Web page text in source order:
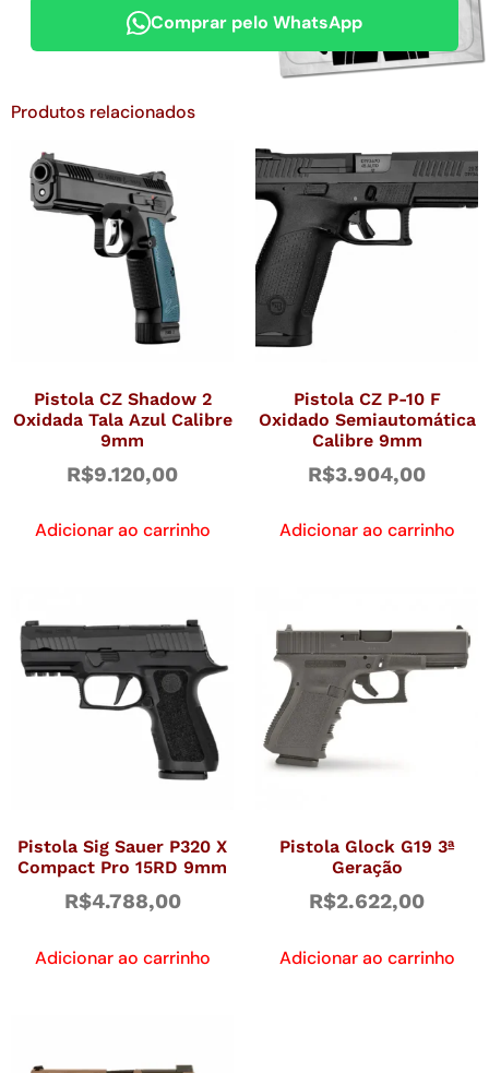
Comprar pelo WhatsApp
Produtos relacionados
Pistola CZ Shadow 2
Oxidada Tala Azul Calibre
9mm
R$9.120,00
Adicionar ao carrinho
Pistola CZ P-10 F
Oxidado Semiautomática
Calibre 9mm
R$3.904,00
Adicionar ao carrinho
Pistola Sig Sauer P320 X
Compact Pro 15RD 9mm
R$4.788,00
Adicionar ao carrinho
Pistola Glock G19 3ª
Geração
R$2.622,00
Adicionar ao carrinho